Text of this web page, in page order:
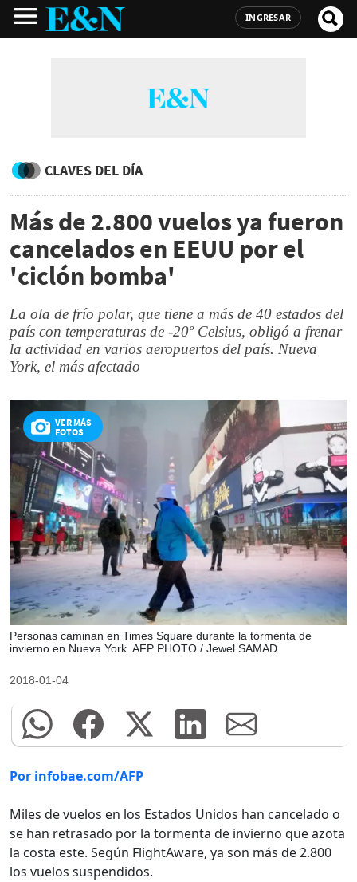
INGRESAR
CLAVES DEL DÍA
Más de 2.800 vuelos ya fueron
cancelados en EEUU por el
'ciclón bomba'
La ola de frío polar, que tiene a más de 40 estados del
país con temperaturas de -20º Celsius, obligó a frenar
la actividad en varios aeropuertos del país. Nueva
York, el más afectado
VER MÁS
FOTOS
Personas caminan en Times Square durante la tormenta de
invierno en Nueva York. AFP PHOTO / Jewel SAMAD
2018-01-04
Por infobae.com/AFP
Miles de vuelos en los Estados Unidos han cancelado o
se han retrasado por la tormenta de invierno que azota
la costa este. Según FlightAware, ya son más de 2.800
los vuelos suspendidos.